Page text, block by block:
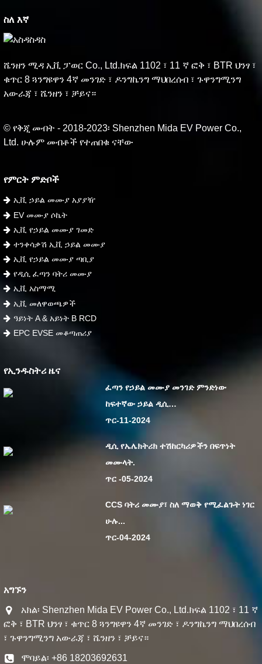
ስለ እኛ
ሼንዘን ሚዳ ኢቪ ፓወር Co., Ltd.ክፍል 1102 ፣ 11 ኛ ፎቅ ፣ BTR ህንፃ ፣
ቁጥር 8 ጓንግዩዋን 4ኛ መንገድ ፣ ዶንግኬንግ ማህበረሰብ ፣ ጉዋንግሚንግ
አውራጃ ፣ ሼንዘን ፣ ቻይና።
© የቅጂ መብት - 2018-2023፡ Shenzhen Mida EV Power Co.,
Ltd. ሁሉም መብቶች የተጠበቁ ናቸው
የምርት ምድቦች
ኢቪ ኃይል መሙያ አያያዥ
EV መሙያ ሶኬት
ኢቪ የኃይል መሙያ ገመድ
ተንቀሳቃሽ ኢቪ ኃይል መሙያ
ኢቪ የኃይል መሙያ ጣቢያ
የዲሲ ፈጣን ባትሪ መሙያ
ኢቪ አስማሚ
ኢቪ መለዋወጫዎች
ዓይነት A & አይነት B RCD
EPC EVSE መቆጣጠሪያ
የኢንዱስትሪ ዜና
ፈጣን የኃይል መሙያ መንገድ ምንድነው
ከፍተኛው ኃይል ዲሲ…
ጥር-11-2024
ዲሲ የኤሌክትሪክ ተሽከርካሪዎችን በፍጥነት
መሙላት.
ጥር -05-2024
CCS ባትሪ መሙያ፣ ስለ ማወቅ የሚፈልጉት ነገር
ሁሉ...
ጥር-04-2024
አግኙን
አክል፡ Shenzhen Mida EV Power Co., Ltd.ክፍል 1102 ፣ 11 ኛ
ፎቅ ፣ BTR ህንፃ ፣ ቁጥር 8 ጓንግዩዋን 4ኛ መንገድ ፣ ዶንግኬንግ ማህበረሰብ
፣ ጉዋንግሚንግ አውራጃ ፣ ሼንዘን ፣ ቻይና።
ሞባይል፡ +86 18203692631